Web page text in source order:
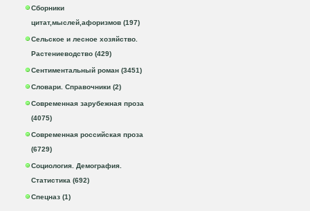
Сборники
цитат,мыслей,афоризмов (197)
Сельское и лесное хозяйство.
Растениеводство (429)
Сентиментальный роман (3451)
Словари. Справочники (2)
Современная зарубежная проза
(4075)
Современная российская проза
(6729)
Социология. Демография.
Статистика (692)
Спецназ (1)